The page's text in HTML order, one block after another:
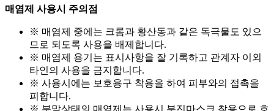
매염제 사용시 주의점
※ 매염제 중에는 크롬과 황산동과 같은 독극물도 있으
므로 되도록 사용을 배제합니다.
※ 매염제 용기는 표시사항을 잘 기록하고 관계자 이외
타인의 사용을 금지합니다.
※ 사용시에는 보호용구 착용을 하여 피부와의 접촉을
피합니다.